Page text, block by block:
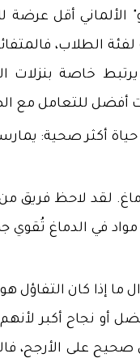
أقل عرضة
الطلاب،
خاصة بنزلات
أفضل للتعامل مع
أكثر صحية:
لقد لاحظ فريق
في الدماغ تُقوي
إذا كان التفاؤل
أو نجاح أكبر
صحيح على الأرجح،